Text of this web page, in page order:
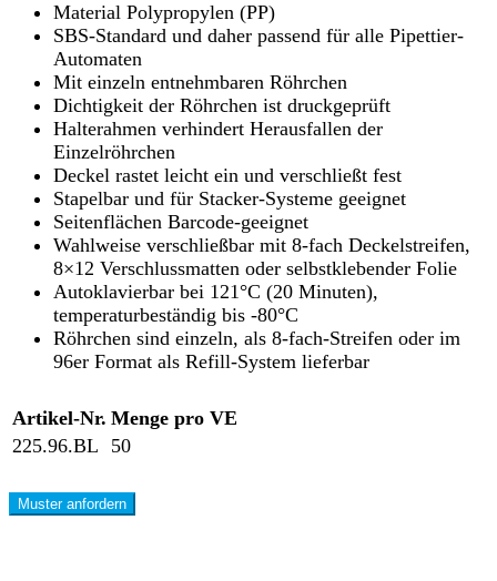
Material Polypropylen (PP)
SBS-Standard und daher passend für alle Pipettier-
Automaten
Mit einzeln entnehmbaren Röhrchen
Dichtigkeit der Röhrchen ist druckgeprüft
Halterahmen verhindert Herausfallen der
Einzelröhrchen
Deckel rastet leicht ein und verschließt fest
Stapelbar und für Stacker-Systeme geeignet
Seitenflächen Barcode-geeignet
Wahlweise verschließbar mit 8-fach Deckelstreifen,
8×12 Verschlussmatten oder selbstklebender Folie
Autoklavierbar bei 121°C (20 Minuten),
temperaturbeständig bis -80°C
Röhrchen sind einzeln, als 8-fach-Streifen oder im
96er Format als Refill-System lieferbar
Artikel-Nr. Menge pro VE
225.96.BL
50
Muster anfordern